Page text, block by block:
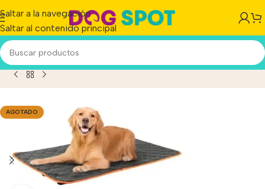
Saltar a la navegación
Saltar al contenido principal
Para Perros Cocooning Quentin Naranja Impermeable
AGOTADO